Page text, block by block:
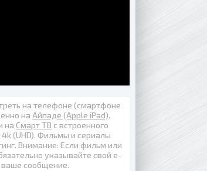
на телефоне (смартфоне
на Айпаде (Apple iPad).
на Смарт ТВ с встроенного
4k (UHD). Фильмы и сериалы
Внимание: Если фильм или
указывайте свой е-
ваше сообщение.